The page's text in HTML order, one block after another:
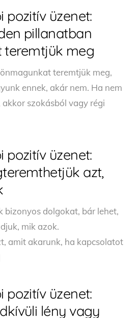
pozitív üzenet:
pillanatban
meg
teremtjük meg,
ennek, akár nem. Ha nem
szokásból vagy régi
pozitív üzenet:
azt,
bizonyos dolgokat, bár lehet,
mik azok.
amit akarunk, ha kapcsolatot
pozitív üzenet:
lény vagy